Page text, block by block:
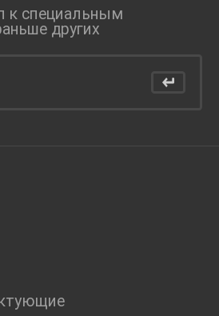
к специальным
других